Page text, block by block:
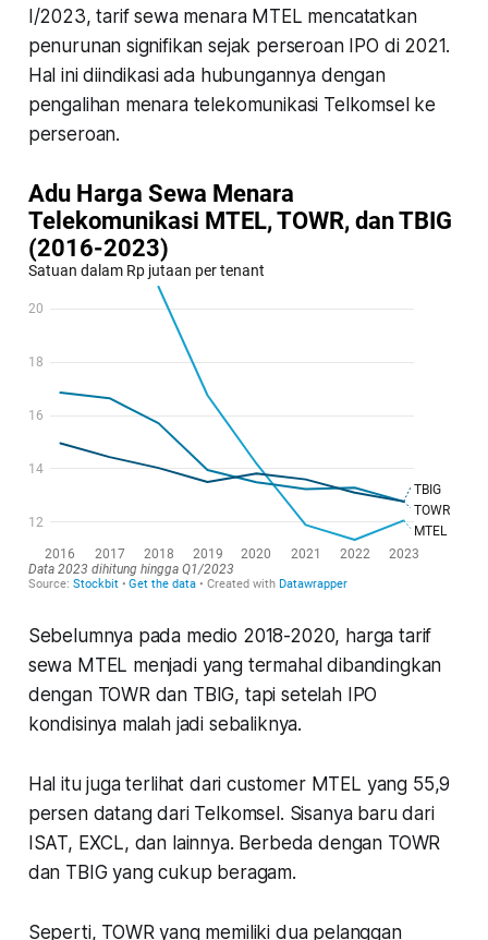
I/2023, tarif sewa menara MTEL mencatatkan
penurunan signifikan sejak perseroan IPO di 2021.
Hal ini diindikasi ada hubungannya dengan
pengalihan menara telekomunikasi Telkomsel ke
perseroan.
Sebelumnya pada medio 2018-2020, harga tarif
sewa MTEL menjadi yang termahal dibandingkan
dengan TOWR dan TBIG, tapi setelah IPO
kondisinya malah jadi sebaliknya.
Hal itu juga terlihat dari customer MTEL yang 55,9
persen datang dari Telkomsel. Sisanya baru dari
ISAT, EXCL, dan lainnya. Berbeda dengan TOWR
dan TBIG yang cukup beragam.
Seperti, TOWR yang memiliki dua pelanggan